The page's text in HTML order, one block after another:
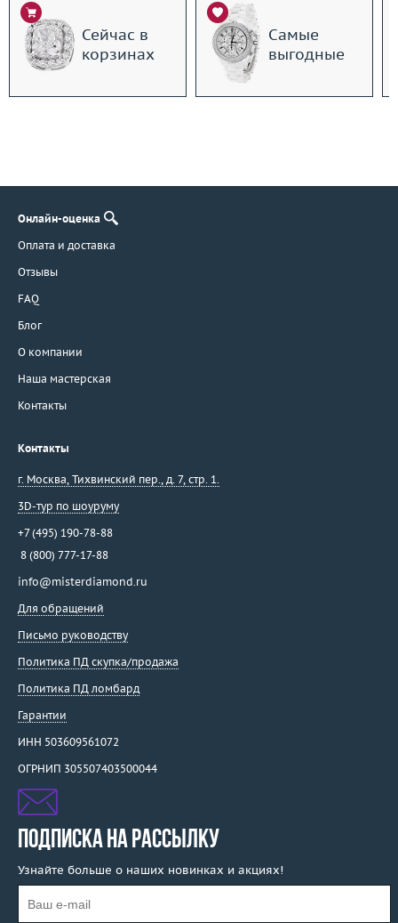
Сейчас в
корзинах
Самые
выгодные
Онлайн-оценка
Оплата и доставка
Отзывы
FAQ
Блог
О компании
Наша мастерская
Контакты
Контакты
г. Москва, Тихвинский пер., д. 7, стр. 1.
3D-тур по шоуруму
+7 (495) 190-78-88
8 (800) 777-17-88
info@misterdiamond.ru
Для обращений
Письмо руководству
Политика ПД скупка/продажа
Политика ПД ломбард
Гарантии
ИНН 503609561072
ОГРНИП 305507403500044
ПОДПИСКА НА РАССЫЛКУ
Узнайте больше о наших новинках и акциях!